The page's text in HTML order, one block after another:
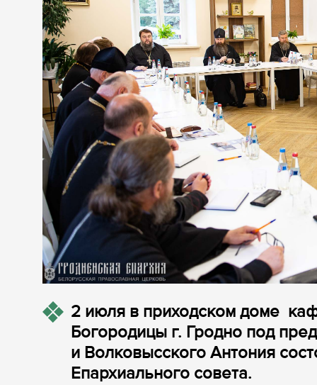
2 июля в приходском доме
Богородицы г. Гродно под
и Волковысского Антония
Епархиального совета.